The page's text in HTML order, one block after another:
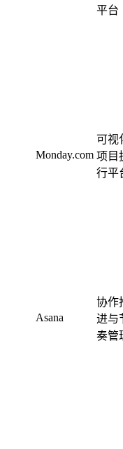
平台
Monday.com
可视
项目
行平
Asana
协作
进与
奏管